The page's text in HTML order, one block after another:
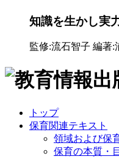
知識を生かし実
監修:流石智子 編著:
トップ
保育関連テキスト
領域および保
保育の本質・